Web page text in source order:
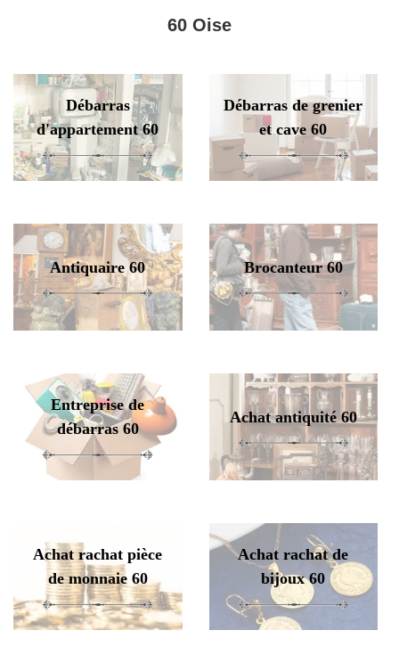
60 Oise
Débarras
d'appartement 60
Débarras de grenier
et cave 60
Antiquaire 60 Brocanteur 60
Entreprise de
débarras 60
Achat antiquité 60
Achat rachat pièce
de monnaie 60
Achat rachat de
bijoux 60